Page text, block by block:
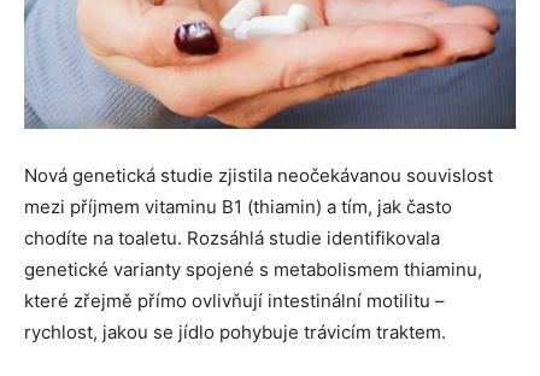
Nová genetická studie zjistila neočekávanou souvislost
mezi příjmem vitaminu B1 (thiamin) a tím, jak často
chodíte na toaletu. Rozsáhlá studie identifikovala
genetické varianty spojené s metabolismem thiaminu,
které zřejmě přímo ovlivňují intestinální motilitu –
rychlost, jakou se jídlo pohybuje trávicím traktem.